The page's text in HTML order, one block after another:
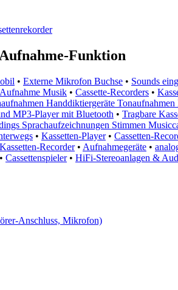
Funktion
• Externe Mikrofon Buchse • Sounds
Musik • Cassette-Recorders •
Handdiktiergeräte
MP3-Player mit Bluetooth • Tragbare
Sprachaufzeichnungen Stimmen
• Kassetten-Player• Cassetten-
Kassetten-Recorder• Aufnahmegeräte •
Cassettenspieler• HiFi-Stereoanlagen &
Anschluss, Mikrofon)